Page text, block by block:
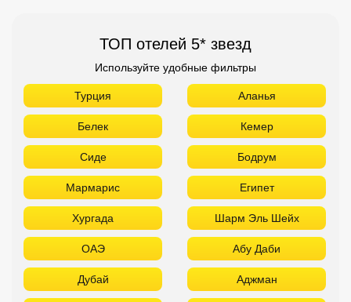
Хургада Шарм Эль Шейх
ОАЭ Абу Даби
Дубай Аджман
Шарджа Фуджейра
Таиланд Паттайя
Самуй Краби
Као Лак Пхукет
Вьетнам Нячанг